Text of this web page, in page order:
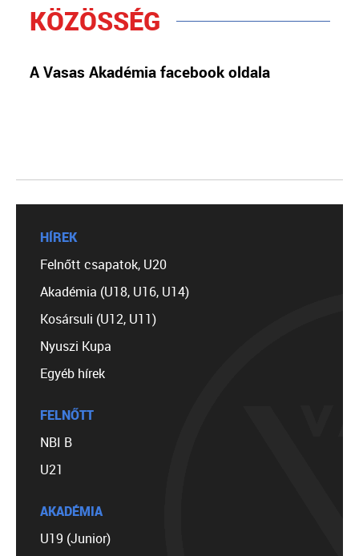
KÖZÖSSÉG
A Vasas Akadémia facebook oldala
HÍREK
Felnőtt csapatok, U20
Akadémia (U18, U16, U14)
Kosársuli (U12, U11)
Nyuszi Kupa
Egyéb hírek
FELNŐTT
NBI B
U21
AKADÉMIA
U19 (Junior)